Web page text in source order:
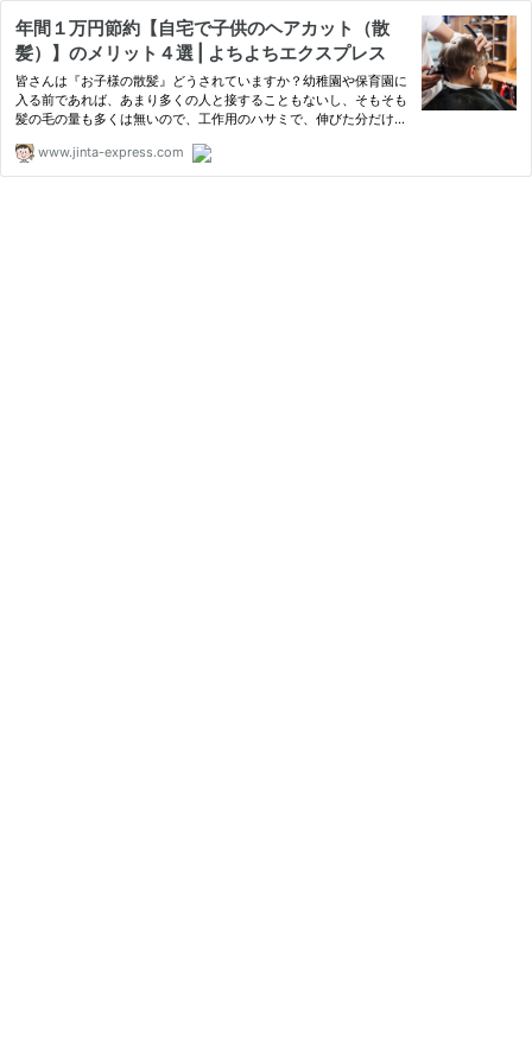
年間１万円節約【自宅で子供のヘアカット（散
髪）】のメリット４選 | よちよちエクスプレス
皆さんは『お子様の散髪』どうされていますか？幼稚園や保育園に
入る前であれば、あまり多くの人と接することもないし、そもそも
髪の毛の量も多くは無いので、工作用のハサミで、伸びた分だけカ
www.jinta-express.com